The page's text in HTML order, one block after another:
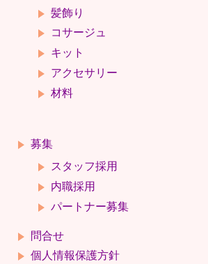
髪飾り
コサージュ
キット
アクセサリー
材料
募集
スタッフ採用
内職採用
パートナー募集
問合せ
個人情報保護方針